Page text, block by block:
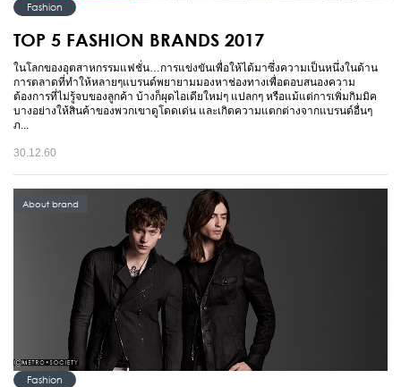
Fashion
TOP 5 FASHION BRANDS 2017
ในโลกของอุตสาหกรรมแฟชั่น…การแข่งขันเพื่อให้ได้มาซึ่งความเป็นหนึ่งในด้าน
การตลาดที่ทำให้หลายๆแบรนด์พยายามมองหาช่องทางเพื่อตอบสนองความ
ต้องการที่ไม่รู้จบของลูกค้า บ้างก็ผุดไอเดียใหม่ๆ แปลกๆ หรือแม้แต่การเพิ่มกิมมิค
บางอย่างให้สินค้าของพวกเขาดูโดดเด่น และเกิดความแตกต่างจากแบรนด์อื่นๆ
ภ...
30.12.60
About brand
Fashion